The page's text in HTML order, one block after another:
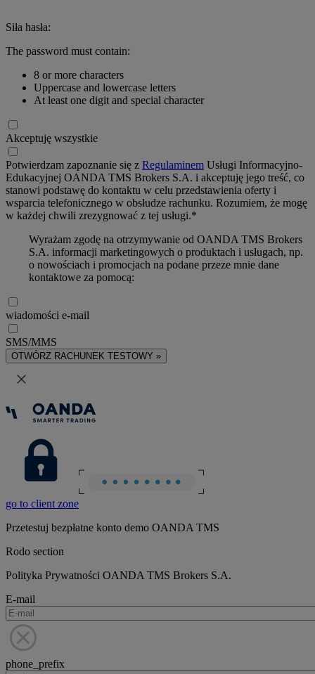
Siła hasła:
The password must contain:
8 or more characters
Uppercase and lowercase letters
At least one digit and special character
Akceptuję wszystkie
Potwierdzam zapoznanie się z Regulaminem Usługi Informacyjno-
Edukacyjnej OANDA TMS Brokers S.A. i akceptuję jego treść, co
stanowi podstawę do kontaktu w celu przedstawienia oferty i
wsparcia telefonicznego w obsłudze rachunku. Rozumiem, że mogę
w każdej chwili zrezygnować z tej usługi.*
Wyrażam zgodę na otrzymywanie od OANDA TMS Brokers
S.A. informacji marketingowych o produktach i usługach, np.
o nowościach i promocjach na podane przeze mnie dane
kontaktowe za pomocą:
wiadomości e-mail
SMS/MMS
OTWÓRZ RACHUNEK TESTOWY »
go to client zone
Przetestuj bezpłatne konto demo OANDA TMS
Rodo section
Polityka Prywatności OANDA TMS Brokers S.A.
E-mail
phone_prefix